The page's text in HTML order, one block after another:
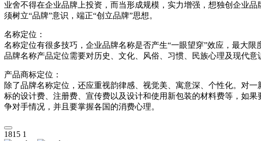
业舍不得在企业品牌上投资，而当形成规模，实力增强，想独创企业
须树立“品牌”意识，端正“创立品牌”思想。
名称定位：
名称定位有很多技巧，企业品牌名称是否产生“一眼望穿”效应，最大
品牌名称产品定位需要对历史、文化、风俗、习惯、民族心理及现代意
产品商标定位：
除了品牌名称定位，还应重视韵律感、视觉美、寓意深、个性化。对
标的设计费、注册费、宣传费以及设计和使用新包装的材料费等，如
争对手情况，并且要掌握各国的消费心理。
1815 1